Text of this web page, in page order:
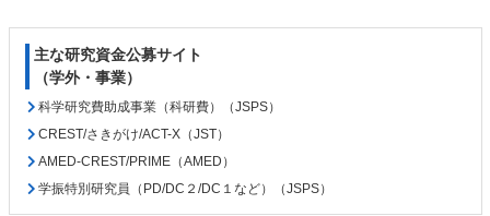
主な研究資金公募サイト
（学外・事業）
科学研究費助成事業（科研費）（JSPS）
CREST/さきがけ/ACT-X（JST）
AMED-CREST/PRIME（AMED）
学振特別研究員（PD/DC２/DC１など）（JSPS）